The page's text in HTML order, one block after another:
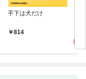
手下は犬だけ
814